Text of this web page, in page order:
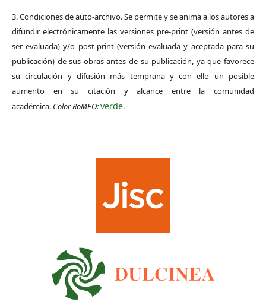
3. Condiciones de auto-archivo. Se permite y se anima a los autores a
difundir electrónicamente las versiones pre-print (versión antes de
ser evaluada) y/o post-print (versión evaluada y aceptada para su
publicación) de sus obras antes de su publicación, ya que favorece
su circulación y difusión más temprana y con ello un posible
aumento en su citación y alcance entre la comunidad
académica. Color RoMEO:verde.